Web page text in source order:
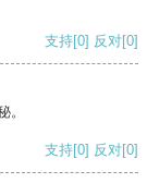
支持[0] 反对[0]
。
支持[0] 反对[0]